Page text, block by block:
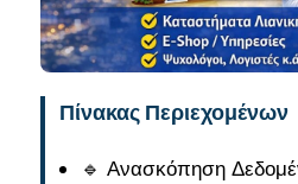
Πίνακας Περιεχομένων
🔹 Ανασκόπηση